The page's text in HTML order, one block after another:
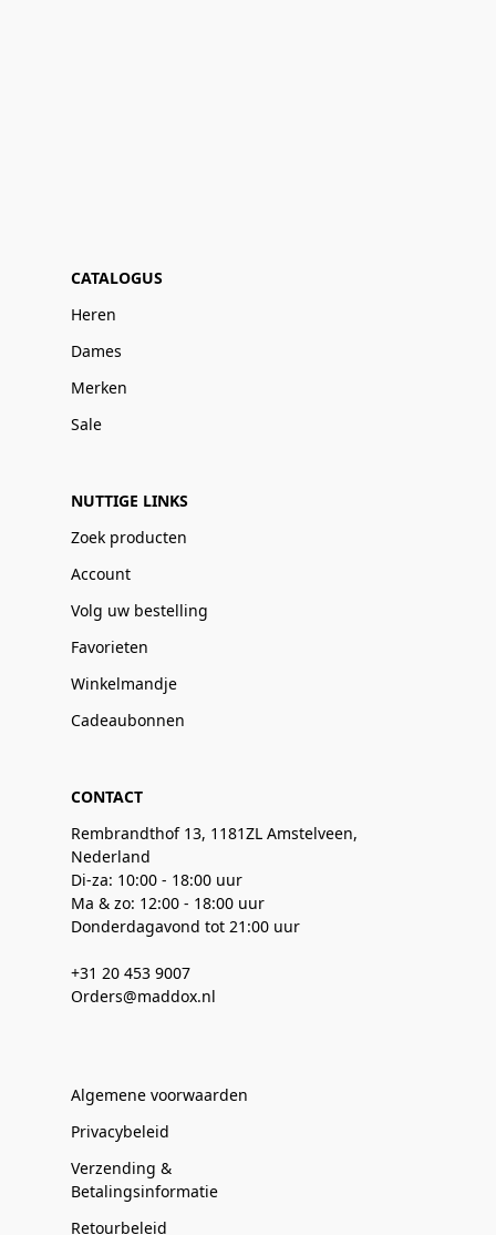
CATALOGUS
Heren
Dames
Merken
Sale
NUTTIGE LINKS
Zoek producten
Account
Volg uw bestelling
Favorieten
Winkelmandje
Cadeaubonnen
CONTACT
Rembrandthof 13, 1181ZL Amstelveen,
Nederland
Di-za: 10:00 - 18:00 uur
Ma & zo: 12:00 - 18:00 uur
Donderdagavond tot 21:00 uur
+31 20 453 9007
Orders@maddox.nl
Algemene voorwaarden
Privacybeleid
Verzending &
Betalingsinformatie
Retourbeleid